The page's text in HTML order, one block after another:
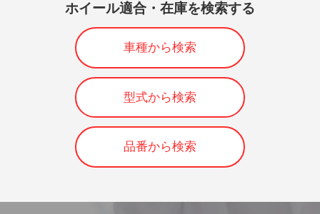
ホイール適合・在庫を検索する
車種から検索
型式から検索
品番から検索